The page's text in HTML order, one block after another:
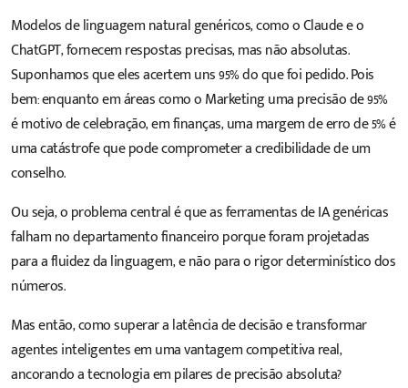
Modelos de linguagem natural genéricos, como o Claude e o
ChatGPT, fornecem respostas precisas, mas não absolutas.
Suponhamos que eles acertem uns 95% do que foi pedido. Pois
bem: enquanto em áreas como o Marketing uma precisão de 95%
é motivo de celebração, em finanças, uma margem de erro de 5% é
uma catástrofe que pode comprometer a credibilidade de um
conselho.
Ou seja, o problema central é que as ferramentas de IA genéricas
falham no departamento financeiro porque foram projetadas
para a fluidez da linguagem, e não para o rigor determinístico dos
números.
Mas então, como superar a latência de decisão e transformar
agentes inteligentes em uma vantagem competitiva real,
ancorando a tecnologia em pilares de precisão absoluta?